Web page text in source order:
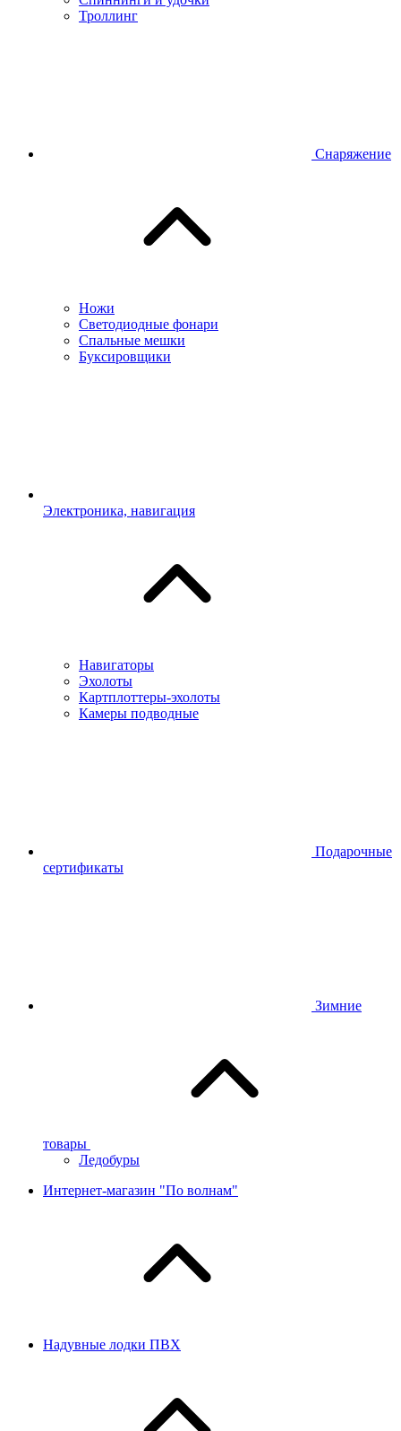
Троллинг
Снаряжение
Ножи
Светодиодные фонари
Спальные мешки
Буксировщики
Электроника, навигация
Навигаторы
Эхолоты
Картплоттеры-эхолоты
Камеры подводные
Подарочные
сертификаты
Зимние
товары
Ледобуры
Интернет-магазин "По волнам"
Надувные лодки ПВХ